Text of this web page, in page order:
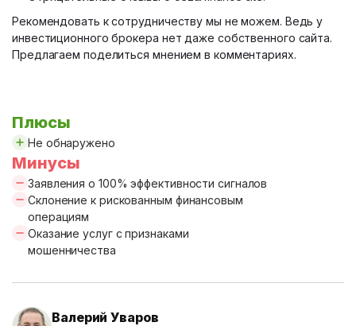
Рекомендовать к сотрудничеству мы не можем. Ведь у
инвестиционного брокера нет даже собственного сайта.
Предлагаем поделиться мнением в комментариях.
Плюсы
Не обнаружено
Минусы
Заявления о 100% эффективности сигналов
Склонение к рискованным финансовым
операциям
Оказание услуг с признаками
мошенничества
Валерий Уваров